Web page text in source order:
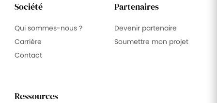
Société
Qui sommes-nous ?
Carrière
Contact
Partenaires
Devenir partenaire
Soumettre mon projet
Ressources